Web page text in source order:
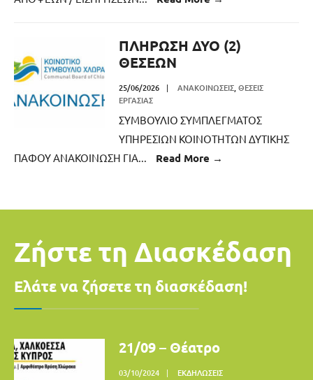
ΠΛΗΡΩΣΗ ΔΥΟ (2)
ΘΕΣΕΩΝ
25/06/2026 | ΑΝΑΚΟΙΝΏΣΕΙΣ,ΘΈΣΕΙΣ
ΕΡΓΑΣΊΑΣ
ΣΥΜΒΟΥΛΙΟ ΣΥΜΠΛΕΓΜΑΤΟΣ
ΥΠΗΡΕΣΙΩΝ ΚΟΙΝΟΤΗΤΩΝ ΔΥΤΙΚΗΣ
ΠΑΦΟΥ ΑΝΑΚΟΙΝΩΣΗ ΓΙΑ... Read More →
Ζήστε τη Διασκέδαση
Ελάτε να ζήσετε τη διασκέδαση!
21/09 – Θέατρο
03/10/2024 | ΕΚΔΗΛΏΣΕΙΣ